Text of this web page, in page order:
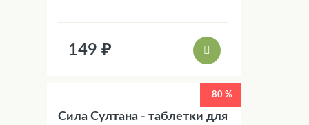
149 ₽
80 %
Сила Султана - таблетки для